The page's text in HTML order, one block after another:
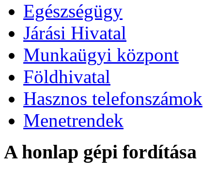
Egészségügy
Járási Hivatal
Munkaügyi központ
Földhivatal
Hasznos telefonszámok
Menetrendek
A honlap gépi fordítása